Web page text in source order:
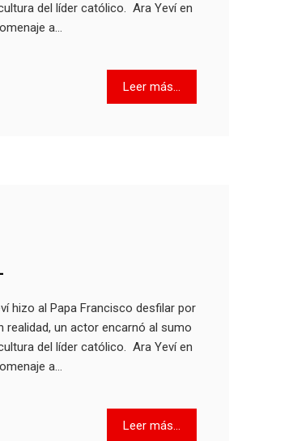
del líder católico. Ara Yeví en
a…
Leer más...
hizo al Papa Francisco desfilar por
realidad, un actor encarnó al sumo
del líder católico. Ara Yeví en
a…
Leer más...